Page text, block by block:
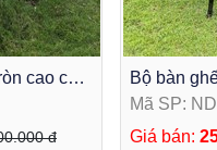
cao cấp
đ
Bộ bàn
ghế đúc
Mã SP:
Giá bán: